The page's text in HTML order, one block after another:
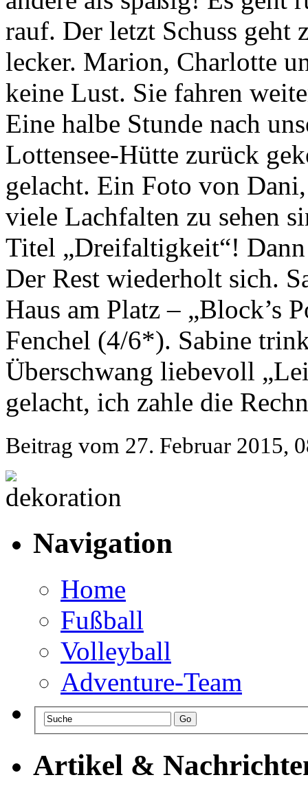
rauf. Der letzt Schuss geht
lecker. Marion, Charlotte
keine Lust. Sie fahren
Eine halbe Stunde nach
Lottensee-Hütte zurück
gelacht. Ein Foto von
viele Lachfalten zu sehen
Titel „Dreifaltigkeit“!
Der Rest wiederholt sich.
Haus am Platz – „Block’s
Fenchel (4/6*). Sabine
Überschwang liebevoll
gelacht, ich zahle die
Beitrag vom 27. Februar 2015,
Navigation
Home
Fußball
Volleyball
Adventure-Team
Artikel &